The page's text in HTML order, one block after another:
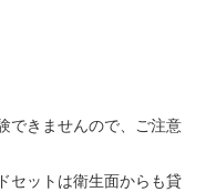
できませんので、ご注意
セットは衛生面からも貸